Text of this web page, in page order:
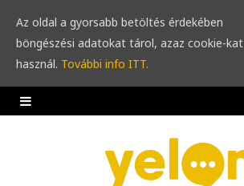
Az oldal a gyorsabb betöltés érdekében
böngészési adatokat tárol, azaz cookie-kat
használ. További info ITT.